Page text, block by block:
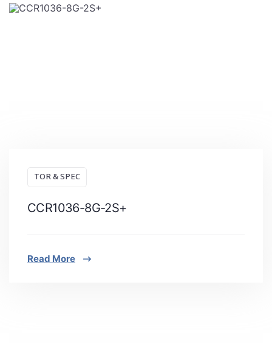
TOR & SPEC
CCR1036-8G-2S+
Read More